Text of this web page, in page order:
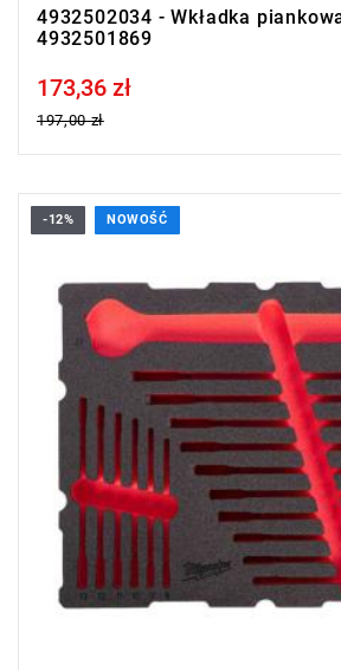
4932502034 - Wkładka
4932501869
Price tax included
173,36 zł
197,00 zł
-12% NOWOŚĆ